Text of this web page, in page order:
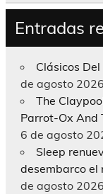
Entradas
Clásicos Del
de agosto 2026
The
Parrot-Ox And
6 de agosto
Sleep
desembarco el
de agosto 2026